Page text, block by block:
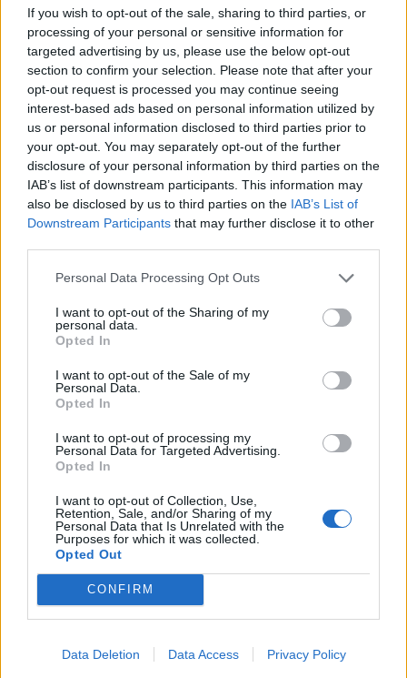
If you wish to opt-out of the sale, sharing to third parties, or
processing of your personal or sensitive information for
targeted advertising by us, please use the below opt-out
section to confirm your selection. Please note that after your
opt-out request is processed you may continue seeing
interest-based ads based on personal information utilized by
us or personal information disclosed to third parties prior to
your opt-out. You may separately opt-out of the further
disclosure of your personal information by third parties on the
IAB’s list of downstream participants. This information may
also be disclosed by us to third parties on the IAB’s List of
Downstream Participants that may further disclose it to other
Personal Data Processing Opt Outs
I want to opt-out of the Sharing of my
personal data.
Opted In
I want to opt-out of the Sale of my
Personal Data.
Opted In
I want to opt-out of processing my
Personal Data for Targeted Advertising.
Opted In
I want to opt-out of Collection, Use,
Retention, Sale, and/or Sharing of my
Personal Data that Is Unrelated with the
Purposes for which it was collected.
Opted Out
CONFIRM
Data Deletion Data Access Privacy Policy
Kriminalai
Dviem Klaipėdos
gimnazistams už kanapių
pagrobimą ir platinimą –
lygtinis laisvės atėmimas
Kriminalai
„Fūristas“ į judrią
sankryžą įlėkė „ant
rankinio“: vilkiko
puspriekabės ratai pakilo
į orą(7)
Kriminalai
Niekšui panižo rankos:
vėliau ir jos nepilnametę
(2)
Kriminalai
ištuštino žaidimų
Kriminalai
Paramediko nužudymo
byloje į laisvę paleistas
vienas įtariamųjų(3)
Užsidegė lauko pavėsinė:
keturios šeimos